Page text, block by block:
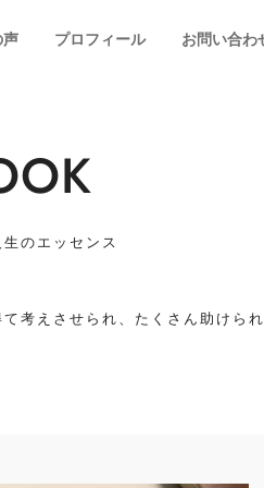
声 プロフィール お問い合わ
のエッセンス
考えさせられ、たくさん助けられ